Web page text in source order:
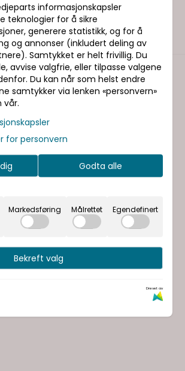
informasjonskapsler
teknologier for å sikre
generere statistikk, og for å
og annonser (inkludert deling av
Samtykket er helt frivillig. Du
avvise valgfrie, eller tilpasse valgene
Du kan når som helst endre
samtykker via lenken «personvern»
vår.
for personvern
Godta alle
Markedsføring Målrettet Egendefinert
Bekreft valg
Drevet av